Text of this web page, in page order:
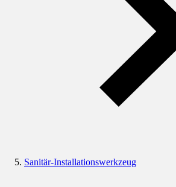
Sanitär-Installationswerkzeug